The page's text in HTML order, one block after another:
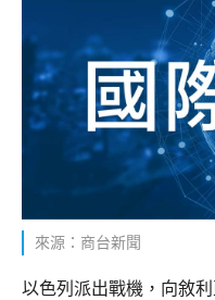
來源：商台新聞
以色列派出戰機，向敘